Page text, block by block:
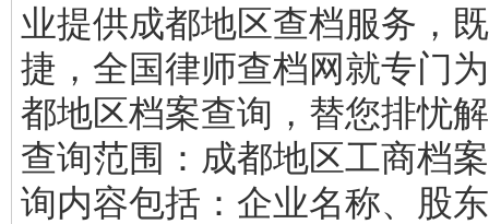
业提供成都地区查档服务，
捷，全国律师查档网就专门
都地区档案查询，替您排忧
查询范围：成都地区工商档
询内容包括：企业名称、股